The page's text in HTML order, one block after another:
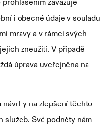
zavazuje
i obecné údaje v souladu
mravy a v rámci svých
zneužití. V případě
úprava uveřejněna na
návrhy na zlepšení těchto
služeb. Své podněty nám